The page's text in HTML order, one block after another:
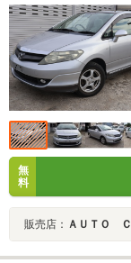
無
料
販売店： ＡＵＴＯ Ｃ